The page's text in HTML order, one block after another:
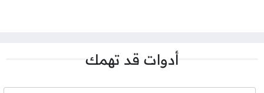
أدوات قد تهمك